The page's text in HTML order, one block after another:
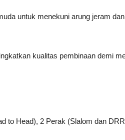
untuk menekuni arung jeram dan
kualitas pembinaan demi
to Head), 2 Perak (Slalom dan